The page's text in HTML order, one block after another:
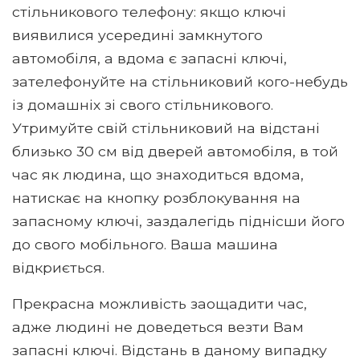
стільникового телефону: якщо ключі
виявилися усередині замкнутого
автомобіля, а вдома є запасні ключі,
зателефонуйте на стільниковий кого-небудь
із домашніх зі свого стільникового.
Утримуйте свій стільниковий на відстані
близько 30 см від дверей автомобіля, в той
час як людина, що знаходиться вдома,
натискає на кнопку розблокування на
запасному ключі, заздалегідь піднісши його
до свого мобільного. Ваша машина
відкриється.
Прекрасна можливість заощадити час,
адже людині не доведеться везти Вам
запасні ключі. Відстань в даному випадку